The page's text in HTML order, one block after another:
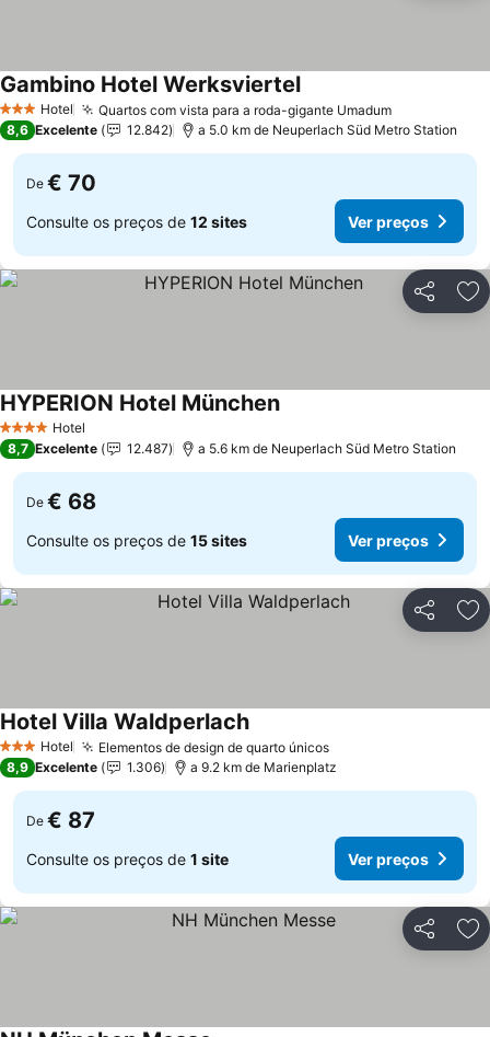
3 EstrelasHotel Quartos com vista para a roda-gigante UmadumVer preços
Gambino Hotel WerksviertelVer preços
8,6 Excelente 12.842 a 5.0 km de Neuperlach Süd Metro Station
De € 70
Consulte os preços de 12 sites Ver preços
Partilhar
4 EstrelasHotel
HYPERION Hotel MünchenVer preços
8,7 Excelente 12.487 a 5.6 km de Neuperlach Süd Metro Station
De € 68
Consulte os preços de 15 sites Ver preços
Partilhar
3 EstrelasHotel Elementos de design de quarto únicosVer preços
Hotel Villa WaldperlachVer preços
8,9 Excelente 1.306 a 9.2 km de Marienplatz
De € 87
Consulte os preços de 1 site Ver preços
Partilhar